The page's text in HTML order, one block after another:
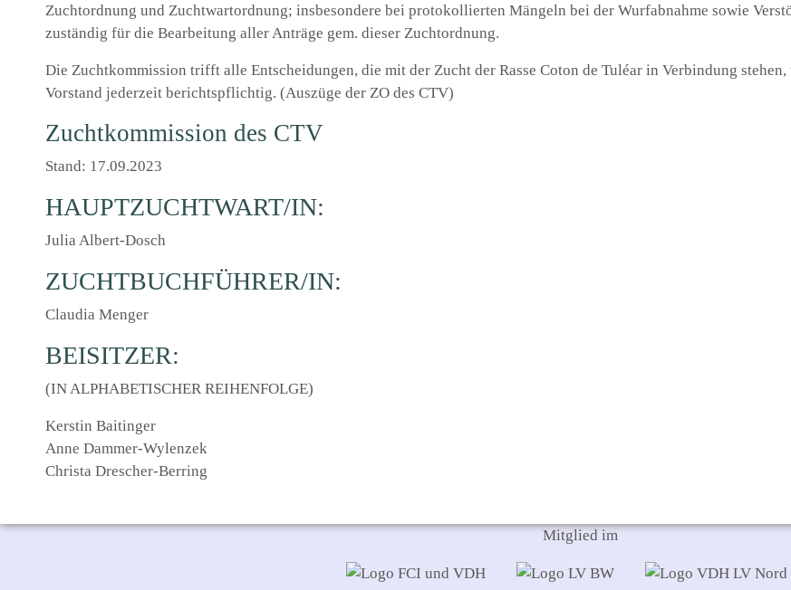
Zuchtordnung und Zuchtwartordnung; insbesondere bei protokollierten Mängeln bei der Wurfabnahme sowie
zuständig für die Bearbeitung aller Anträge gem. dieser Zuchtordnung.
Die Zuchtkommission trifft alle Entscheidungen, die mit der Zucht der Rasse Coton de Tuléar in Verbindung
Vorstand jederzeit berichtspflichtig. (Auszüge der ZO des CTV)
Zuchtkommission des CTV
Stand: 17.09.2023
HAUPTZUCHTWART/IN:
Julia Albert-Dosch
ZUCHTBUCHFÜHRER/IN:
Claudia Menger
BEISITZER:
(IN ALPHABETISCHER REIHENFOLGE)
Kerstin Baitinger
Anne Dammer-Wylenzek
Christa Drescher-Berring
Mitglied im